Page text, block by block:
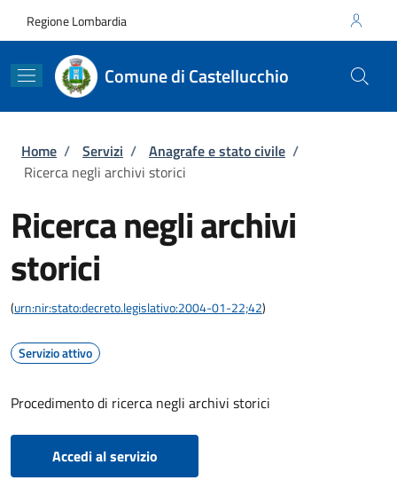
Regione Lombardia
Comune di Castellucchio
Briciole di pane
Home / Servizi / Anagrafe e stato civile /
Ricerca negli archivi storici
Ricerca negli archivi
storici
(urn:nir:stato:decreto.legislativo:2004-01-22;42)
Servizio attivo
Procedimento di ricerca negli archivi storici
Accedi al servizio